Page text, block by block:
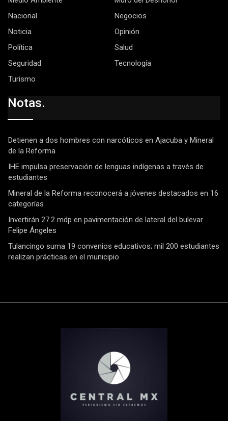
Nacional
Negocios
Noticia
Opinión
Política
Salud
Seguridad
Tecnología
Turismo
Notas.
Detienen a dos hombres con narcóticos en Ajacuba y Mineral
de la Reforma
IHE impulsa preservación de lenguas indígenas a través de
estudiantes
Mineral de la Reforma reconocerá a jóvenes destacados en 16
categorías
Invertirán 27.2 mdp en pavimentación de lateral del bulevar
Felipe Ángeles
Tulancingo suma 19 convenios educativos; mil 200 estudiantes
realizan prácticas en el municipio